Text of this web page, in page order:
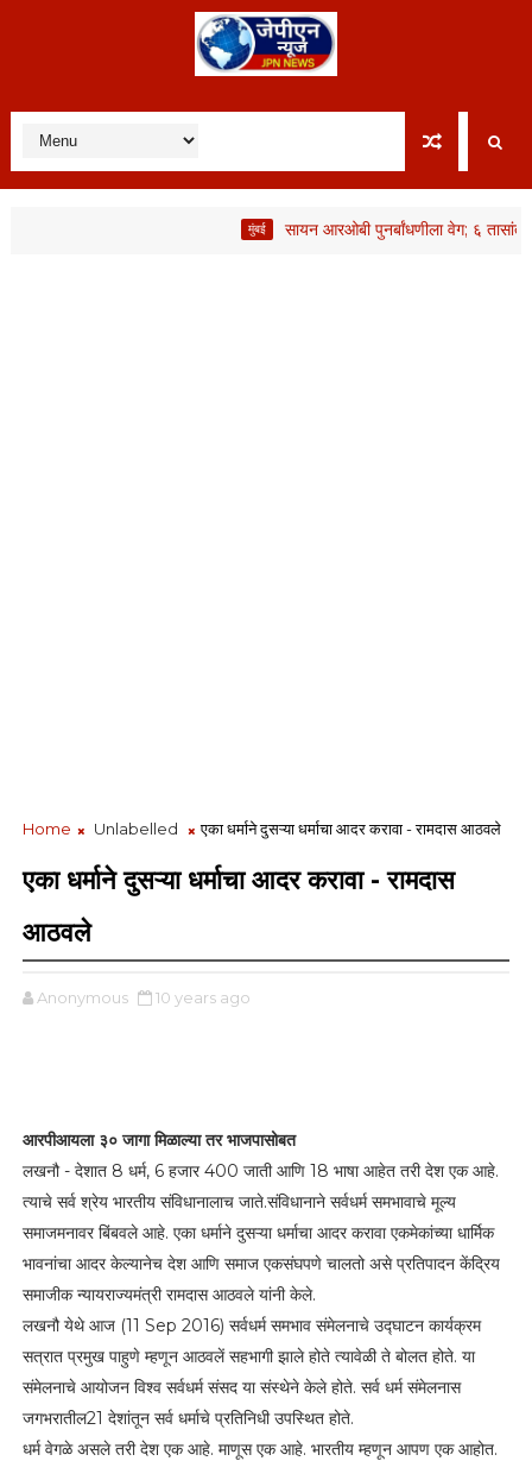
सायन आरओबी पुनर्बांधणीला वेग; ६ तासांत ५००
Home Unlabelled एका धर्माने दुसऱ्या धर्माचा आदर करावा - रामदास आठवले
एका धर्माने दुसऱ्या धर्माचा आदर करावा - रामदास
आठवले
Anonymous 10 years ago
आरपीआयला ३० जागा मिळाल्या तर भाजपासोबत
लखनौ - देशात 8 धर्म, 6 हजार 400 जाती आणि 18 भाषा आहेत तरी देश एक आहे.
त्याचे सर्व श्रेय भारतीय संविधानालाच जाते.संविधानाने सर्वधर्म समभावाचे मूल्य
समाजमनावर बिंबवले आहे. एका धर्माने दुसऱ्या धर्माचा आदर करावा एकमेकांच्या धार्मिक
भावनांचा आदर केल्यानेच देश आणि समाज एकसंघपणे चालतो असे प्रतिपादन केंद्रिय
समाजीक न्यायराज्यमंत्री रामदास आठवले यांनी केले.
लखनौ येथे आज (11 Sep 2016) सर्वधर्म समभाव संमेलनाचे उद्घाटन कार्यक्रम
सत्रात प्रमुख पाहुणे म्हणून आठवलें सहभागी झाले होते त्यावेळी ते बोलत होते. या
संमेलनाचे आयोजन विश्व सर्वधर्म संसद या संस्थेने केले होते. सर्व धर्म संमेलनास
जगभरातील21 देशांतून सर्व धर्माचे प्रतिनिधी उपस्थित होते.
धर्म वेगळे असले तरी देश एक आहे. माणूस एक आहे. भारतीय म्हणून आपण एक आहोत.